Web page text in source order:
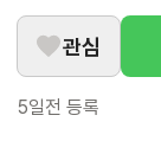
관심
5일전 등록